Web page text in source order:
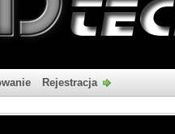
Rejestracja